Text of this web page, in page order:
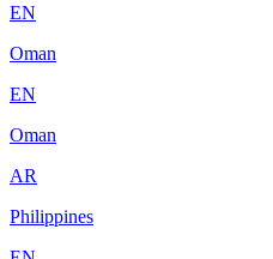
EN
Oman
EN
Oman
AR
Philippines